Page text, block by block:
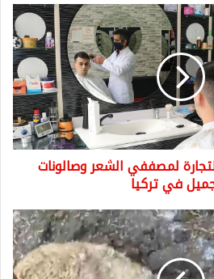
لمصففي الشعر وصالونات
في تركيا